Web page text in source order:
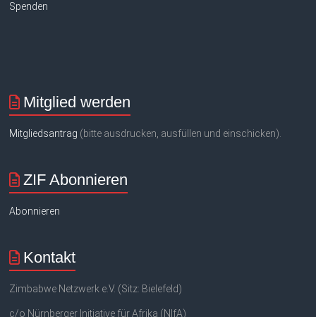
Spenden
Mitglied werden
Mitgliedsantrag (bitte ausdrucken, ausfüllen und einschicken).
ZIF Abonnieren
Abonnieren
Kontakt
Zimbabwe Netzwerk e.V. (Sitz: Bielefeld)
c/o Nürnberger Initiative für Afrika (NIfA)